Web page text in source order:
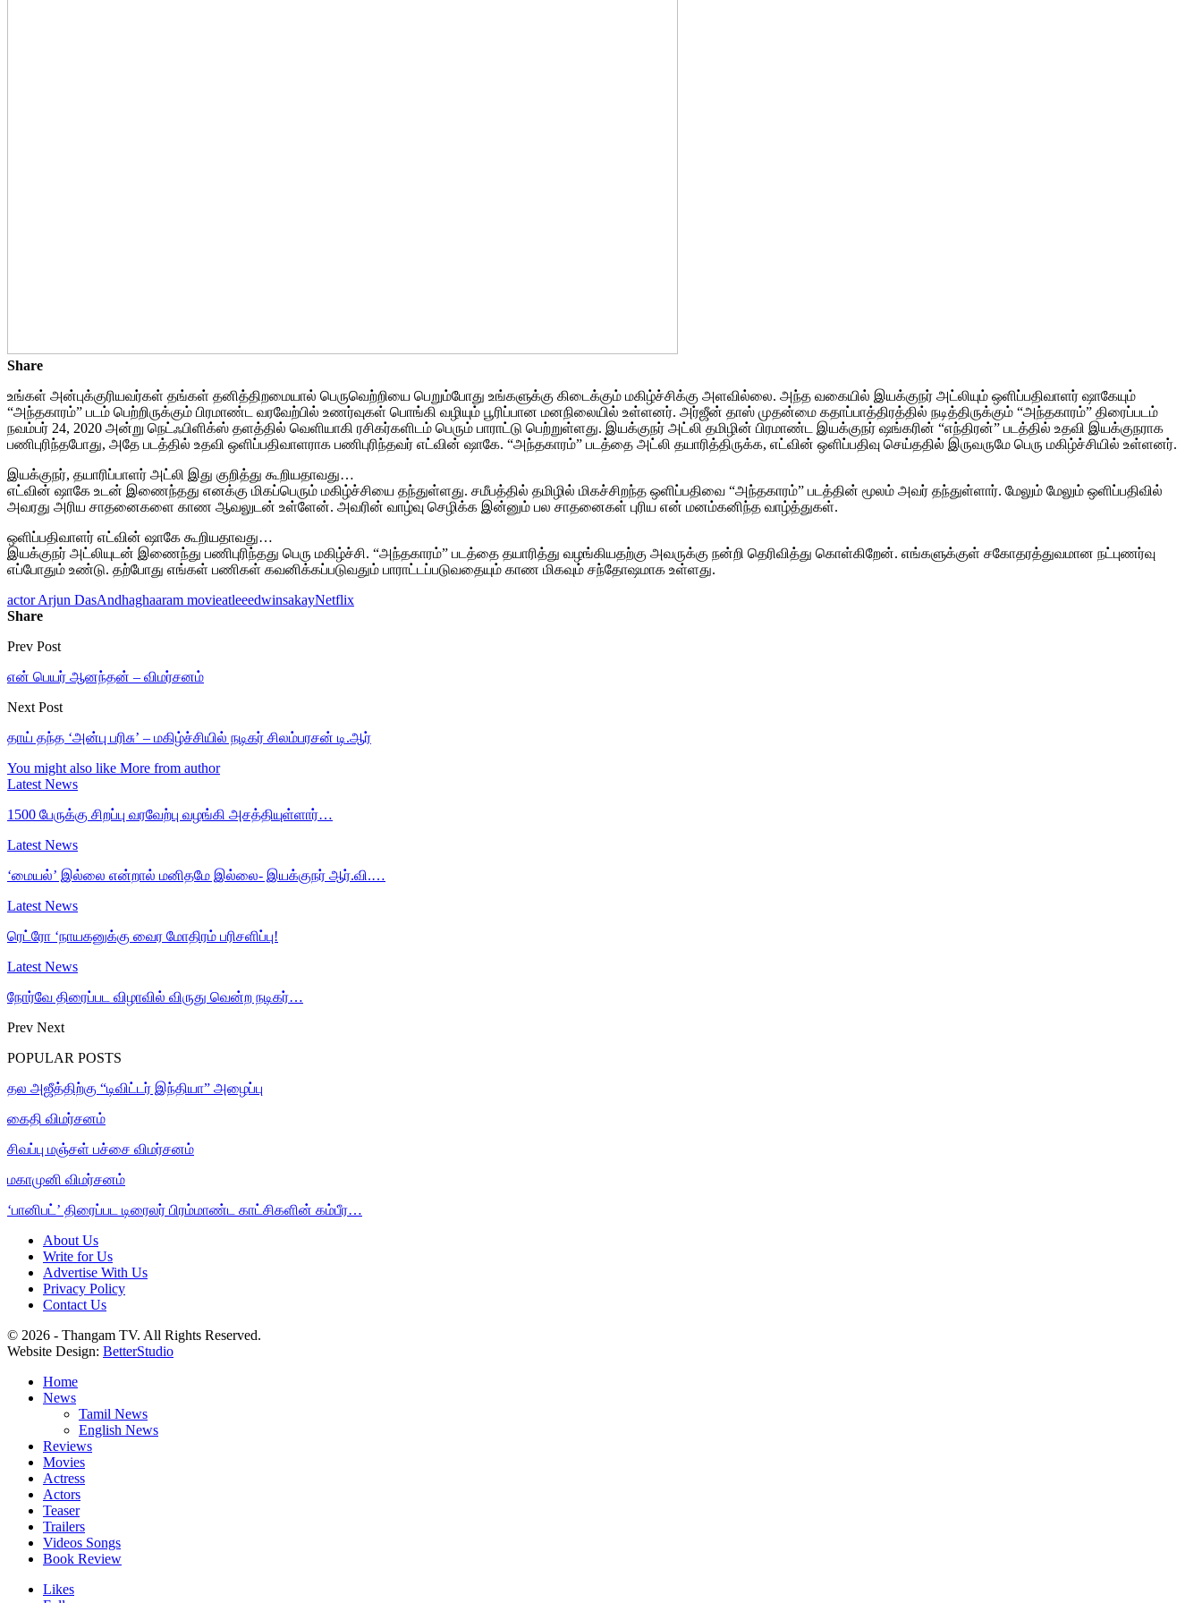
Share
உங்கள் அன்புக்குரியவர்கள் தங்கள் தனித்திறமையால் பெருவெற்றியை பெறும்போது உங்களுக்கு கிடைக்கும் மகிழ்ச்சிக்கு அளவில்லை. அந்த வகையில் இயக்குநர் அட்லியும் ஒளிப்பதிவாளர் ஷாகேயும்
“அந்தகாரம்” படம் பெற்றிருக்கும் பிரமாண்ட வரவேற்பில் உணர்வுகள் பொங்கி வழியும் பூரிப்பான மனநிலையில் உள்ளனர். அர்ஜீன் தாஸ் முதன்மை கதாப்பாத்திரத்தில் நடித்திருக்கும் “அந்தகாரம்” திரைப்படம்
நவம்பர் 24, 2020 அன்று நெட்ஃபிளிக்ஸ் தளத்தில் வெளியாகி ரசிகர்களிடம் பெரும் பாராட்டு பெற்றுள்ளது. இயக்குநர் அட்லி தமிழின் பிரமாண்ட இயக்குநர் ஷங்கரின் “எந்திரன்” படத்தில் உதவி இயக்குநராக
பணிபுரிந்தபோது, அதே படத்தில் உதவி ஒளிப்பதிவாளராக பணிபுரிந்தவர் எட்வின் ஷாகே. “அந்தகாரம்” படத்தை அட்லி தயாரித்திருக்க, எட்வின் ஒளிப்பதிவு செய்ததில் இருவருமே பெரு மகிழ்ச்சியில் உள்ளனர்.
இயக்குநர், தயாரிப்பாளர் அட்லி இது குறித்து கூறியதாவது…
எட்வின் ஷாகே உடன் இணைந்தது எனக்கு மிகப்பெரும் மகிழ்ச்சியை தந்துள்ளது. சமீபத்தில் தமிழில் மிகச்சிறந்த ஒளிப்பதிவை “அந்தகாரம்” படத்தின் மூலம் அவர் தந்துள்ளார். மேலும் மேலும் ஒளிப்பதிவில்
அவரது அரிய சாதனைகளை காண ஆவலுடன் உள்ளேன். அவரின் வாழ்வு செழிக்க இன்னும் பல சாதனைகள் புரிய என் மனம்கனிந்த வாழ்த்துகள்.
ஒளிப்பதிவாளர் எட்வின் ஷாகே கூறியதாவது…
இயக்குநர் அட்லியுடன் இணைந்து பணிபுரிந்தது பெரு மகிழ்ச்சி. “அந்தகாரம்” படத்தை தயாரித்து வழங்கியதற்கு அவருக்கு நன்றி தெரிவித்து கொள்கிறேன். எங்களுக்குள் சகோதரத்துவமான நட்புணர்வு
எப்போதும் உண்டு. தற்போது எங்கள் பணிகள் கவனிக்கப்படுவதும் பாராட்டப்படுவதையும் காண மிகவும் சந்தோஷமாக உள்ளது.
actor Arjun DasAndhaghaaram movieatleeedwinsakayNetflix
Share
Prev Post
என் பெயர் ஆனந்தன் – விமர்சனம்
Next Post
தாய் தந்த ‘அன்பு பரிசு’ – மகிழ்ச்சியில் நடிகர் சிலம்பரசன் டி.ஆர்
You might also like More from author
Latest News
1500 பேருக்கு சிறப்பு வரவேற்பு வழங்கி அசத்தியுள்ளார்…
Latest News
‘மையல்’ இல்லை என்றால் மனிதமே இல்லை- இயக்குநர் ஆர்.வி.…
Latest News
ரெட்ரோ ‘நாயகனுக்கு வைர மோதிரம் பரிசளிப்பு!
Latest News
நோர்வே திரைப்பட விழாவில் விருது வென்ற நடிகர்…
Prev Next
POPULAR POSTS
தல அஜீத்திற்கு “டிவிட்டர் இந்தியா” அழைப்பு
கைதி விமர்சனம்
சிவப்பு மஞ்சள் பச்சை விமர்சனம்
மகாமுனி விமர்சனம்
‘பானிபட்’ திரைப்பட டிரைலர் பிரம்மாண்ட காட்சிகளின் கம்பீர…
About Us
Write for Us
Advertise With Us
Privacy Policy
Contact Us
© 2026 - Thangam TV. All Rights Reserved.
Website Design: BetterStudio
Home
News
Tamil News
English News
Reviews
Movies
Actress
Actors
Teaser
Trailers
Videos Songs
Book Review
Likes